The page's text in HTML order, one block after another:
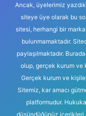
Ancak, üyelerimiz
siteye üye olarak bu
sitesi, herhangi bir
bulunmamaktadır.
paylaşılmaktadır.
olup, gerçek kurum ve
Gerçek kurum ve
Sitemiz, kar amacı
platformudur.
düşündüğünüz içerikleri,